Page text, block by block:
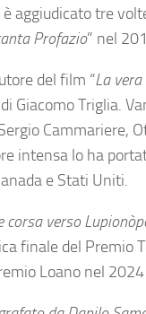
aggiudicato tre
Profazio” nel
del film “La
Giacomo Triglia.
Cammariere,
intensa lo ha
e Stati Uniti.
corsa verso
finale del Premio
Loano nel